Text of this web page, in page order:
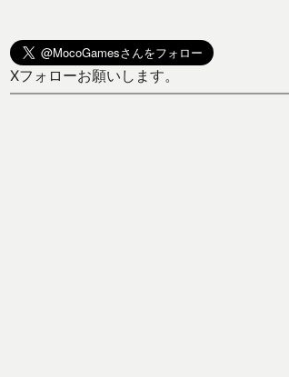
Xフォローお願いします。